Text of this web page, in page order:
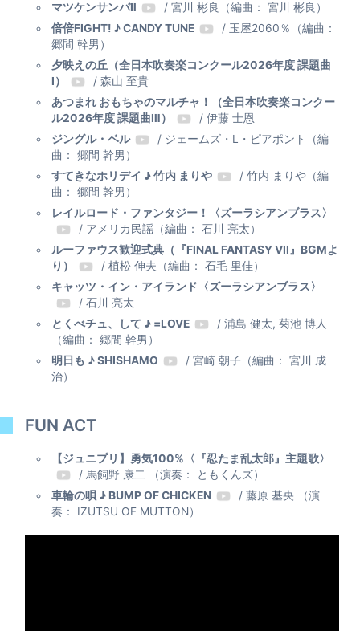
マツケンサンバⅡ
/ 宮川 彬良（編曲： 宮川 彬良）
倍倍FIGHT! ♪ CANDY TUNE
/ 玉屋2060％（編曲：
郷間 幹男）
夕映えの丘（全日本吹奏楽コンクール2026年度 課題曲
Ⅰ）
/ 森山 至貴
あつまれ おもちゃのマルチャ！（全日本吹奏楽コンクー
ル2026年度 課題曲Ⅲ）
/ 伊藤 士恩
ジングル・ベル
/ ジェームズ・L・ピアポント（編
曲： 郷間 幹男）
すてきなホリデイ ♪ 竹内 まりや
/ 竹内 まりや（編
曲： 郷間 幹男）
レイルロード・ファンタジー！〈ズーラシアンブラス〉
/ アメリカ民謡（編曲： 石川 亮太）
ルーファウス歓迎式典（『FINAL FANTASY VII』BGMよ
り）
/ 植松 伸夫（編曲： 石毛 里佳）
キャッツ・イン・アイランド〈ズーラシアンブラス〉
/ 石川 亮太
とくべチュ、して ♪ =LOVE
/ 浦島 健太, 菊池 博人
（編曲： 郷間 幹男）
明日も ♪ SHISHAMO
/ 宮崎 朝子（編曲： 宮川 成
治）
FUN ACT
【ジュニプリ】勇気100%〈『忍たま乱太郎』主題歌〉
/ 馬飼野 康二 （演奏： ともくんズ）
車輪の唄 ♪ BUMP OF CHICKEN
/ 藤原 基央 （演
奏： IZUTSU OF MUTTON）